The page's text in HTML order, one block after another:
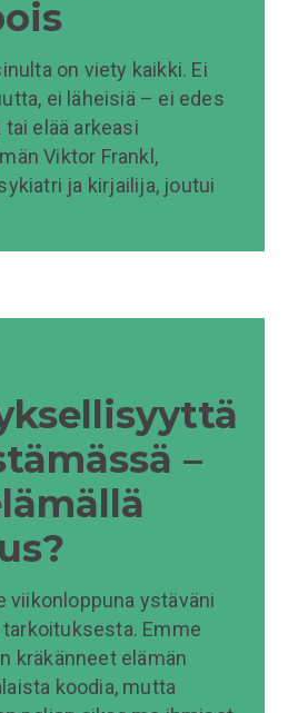
on viety kaikki. Ei
ei läheisiä – ei edes
elää arkeasi
Viktor Frankl,
ja kirjailija, joutui
–
viikonloppuna ystäväni
Emme
kräkänneet elämän
koodia, mutta